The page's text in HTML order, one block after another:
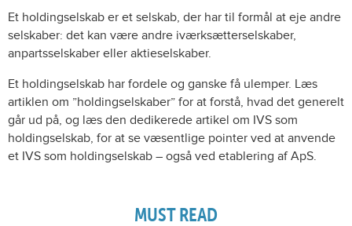
Et holdingselskab er et selskab, der har til formål at eje andre
selskaber: det kan være andre iværksætterselskaber,
anpartsselskaber eller aktieselskaber.
Et holdingselskab har fordele og ganske få ulemper. Læs
artiklen om ”holdingselskaber” for at forstå, hvad det generelt
går ud på, og læs den dedikerede artikel om IVS som
holdingselskab, for at se væsentlige pointer ved at anvende
et IVS som holdingselskab – også ved etablering af ApS.
MUST READ